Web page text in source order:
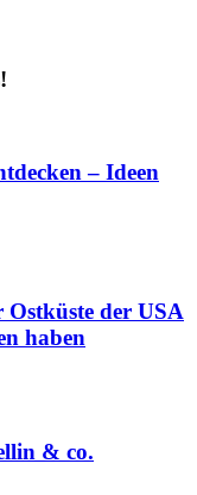
– Ideen
Ostküste der USA
haben
& co.